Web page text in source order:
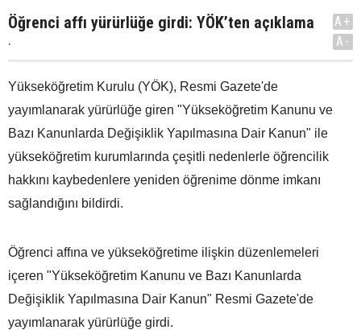
Öğrenci affı yürürlüğe girdi: YÖK’ten açıklama
.
A+
A-
Yükseköğretim Kurulu (YÖK), Resmi Gazete'de
yayımlanarak yürürlüğe giren "Yükseköğretim Kanunu ve
Bazı Kanunlarda Değişiklik Yapılmasına Dair Kanun" ile
yükseköğretim kurumlarında çeşitli nedenlerle öğrencilik
hakkını kaybedenlere yeniden öğrenime dönme imkanı
sağlandığını bildirdi.
Öğrenci affına ve yükseköğretime ilişkin düzenlemeleri
içeren "Yükseköğretim Kanunu ve Bazı Kanunlarda
Değişiklik Yapılmasına Dair Kanun" Resmi Gazete'de
yayımlanarak yürürlüğe girdi.